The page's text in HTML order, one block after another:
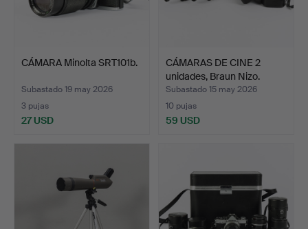
CÁMARA Minolta SRT101b.
Subastado 19 may 2026
3 pujas
27 USD
CÁMARAS DE CINE 2
unidades, Braun Nizo.
Subastado 15 may 2026
10 pujas
59 USD